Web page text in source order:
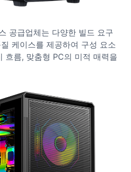
공급업체는 다양한 빌드 요구
케이스를 제공하여 구성 요소
흐름, 맞춤형 PC의 미적 매력을